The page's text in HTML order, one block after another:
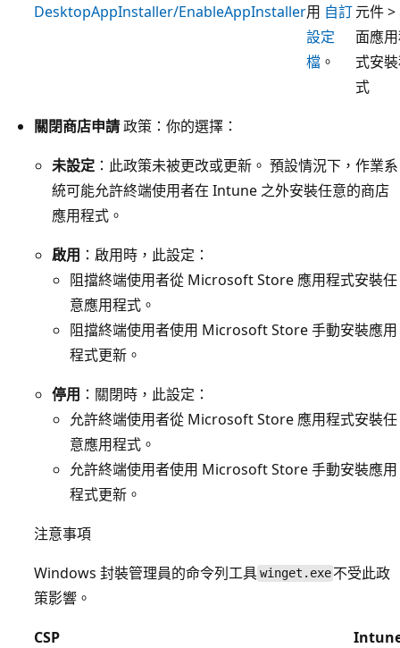
DesktopAppInstaller/EnableAppInstaller用 自訂
設定
檔 。
元件 >
面應
式安
式
關閉商店申請政策：你的選擇：
未設定 ：此政策未被更改或更新。 預設情況下，作業系
統可能允許終端使用者在 Intune 之外安裝任意的商店
應用程式。
啟用 ：啟用時，此設定：
阻擋終端使用者從 Microsoft Store 應用程式安裝任
意應用程式。
阻擋終端使用者使用 Microsoft Store 手動安裝應用
程式更新。
停用 ：關閉時，此設定：
允許終端使用者從 Microsoft Store 應用程式安裝任
意應用程式。
允許終端使用者使用 Microsoft Store 手動安裝應用
程式更新。
注意事項
Windows 封裝管理員的命令列工具winget.exe 不受此政
策影響。
CSP